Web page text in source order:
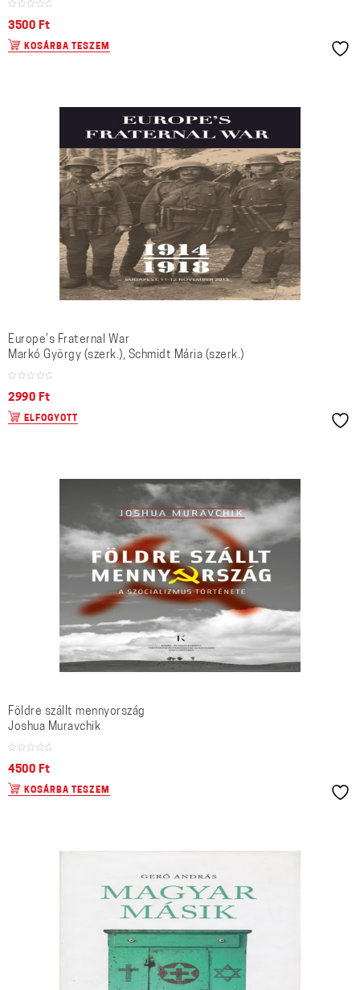
3500 Ft
KOSÁRBA TESZEM
Europe’s Fraternal War
Markó György (szerk.), Schmidt Mária (szerk.)
2990 Ft
ELFOGYOTT
Földre szállt mennyország
Joshua Muravchik
4500 Ft
KOSÁRBA TESZEM